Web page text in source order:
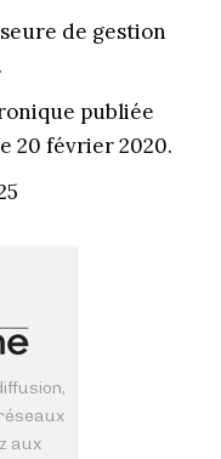
de gestion
publiée
20 février 2020.
aux